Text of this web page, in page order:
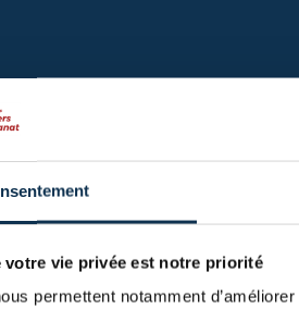
votre vie privée est notre priorité
permettent notamment